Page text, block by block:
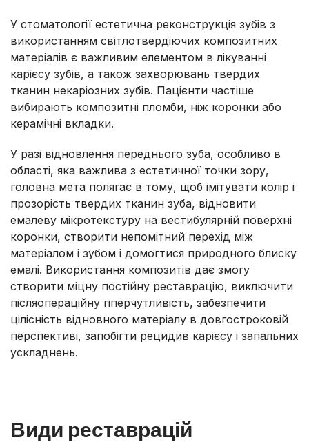
У стоматології естетична реконструкція зубів з
використанням світлотвердіючих композитних
матеріалів є важливим елементом в лікуванні
карієсу зубів, а також захворювань твердих
тканин некаріозних зубів. Пацієнти частіше
вибирають композитні пломби, ніж коронки або
керамічні вкладки.
У разі відновлення переднього зуба, особливо в
області, яка важлива з естетичної точки зору,
головна мета полягає в тому, щоб імітувати колір і
прозорість твердих тканин зуба, відновити
емалеву мікротекстуру на вестибулярній поверхні
коронки, створити непомітний перехід між
матеріалом і зубом і домогтися природного блиску
емалі. Використання композитів дає змогу
створити міцну постійну реставрацію, виключити
післяопераційну гіперчутливість, забезпечити
цілісність відновного матеріалу в довгостроковій
перспективі, запобігти рецидив карієсу і запальних
ускладнень.
Види реставрацій